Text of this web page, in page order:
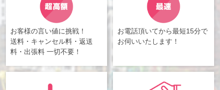
お客様の言い値に挑戦！
送料・キャンセル料・返送
料・出張料 一切不要！
お電話頂いてから最短15分で
お伺いいたします！